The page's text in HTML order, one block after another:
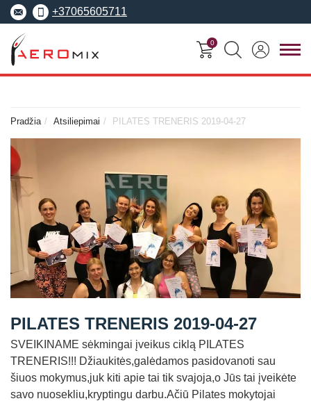
+37065605711
Apie Aeromix
Europos fitneso mokykla
EREPS
Anatomy Trains
Fascia Movement
Dėstytojai
Straipsniai
Sėkmės istorijos
Atsiliepimai
Specializuoti seminarai
Anatomy Trains
Fascia Movement
Konvencijos
Grupinių
treneris
Fizinio rengimo
0
Pradžia Atsiliepimai PILATES TRENERIS 2019-04-27
PILATES TRENERIS 2019-04-27
SVEIKINAME sėkmingai įveikus ciklą PILATES
TRENERIS!!! Džiaukitės,galėdamos pasidovanoti sau
šiuos mokymus,juk kiti apie tai tik svajoja,o Jūs tai įveikėte
savo nuosekliu,kryptingu darbu.Ačiū Pilates mokytojai